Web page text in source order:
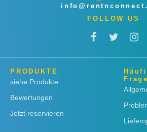
FOLLOW US
PRODUKTE
siehe Produkte
Bewertungen
Jetzt reservieren